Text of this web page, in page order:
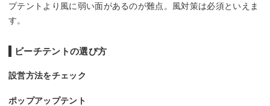
プテントより風に弱い面があるのが難点。風対策は必須といえま
す。
ビーチテントの選び方
設営方法をチェック
ポップアップテント